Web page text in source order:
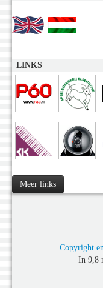
LINKS
Meer links
Copyright
In 9,8